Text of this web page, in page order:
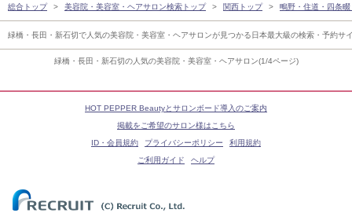
緑橋・長田・新石切の人気の美容院・美容室・ヘアサロン(1/4ページ)
総合トップ 美容院・美容室・ヘアサロン検索トップ 関西トップ 鴫野・住道・四条
緑橋・長田・新石切で人気の美容院・美容室・ヘアサロンが見つかる日本最大級の検索・予約
HOT PEPPER Beautyとサロンボード導入のご案内
掲載をご希望のサロン様はこちら
ID・会員規約
プライバシーポリシー
利用規約
ご利用ガイド
ヘルプ